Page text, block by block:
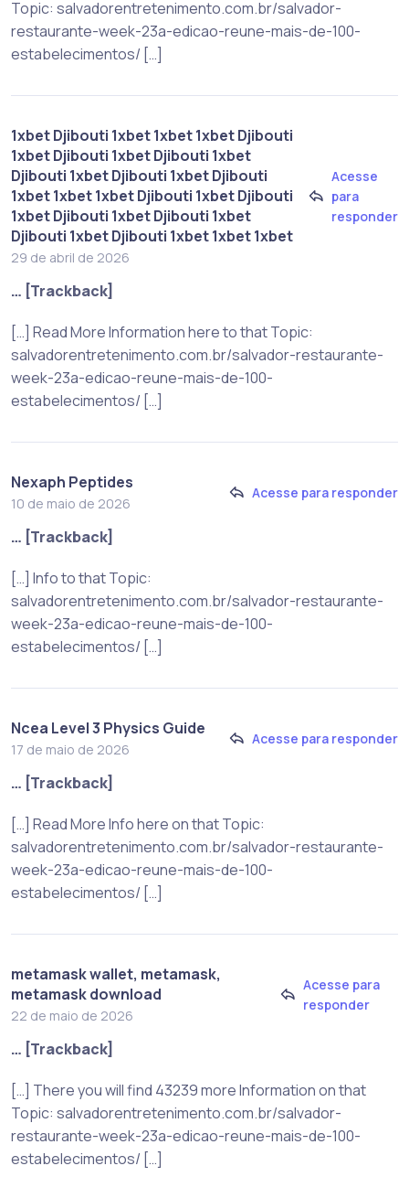
Topic: salvadorentretenimento.com.br/salvador-
restaurante-week-23a-edicao-reune-mais-de-100-
estabelecimentos/ […]
1xbet Djibouti 1xbet 1xbet 1xbet Djibouti
1xbet Djibouti 1xbet Djibouti 1xbet
Djibouti 1xbet Djibouti 1xbet Djibouti
1xbet 1xbet 1xbet Djibouti 1xbet Djibouti
1xbet Djibouti 1xbet Djibouti 1xbet
Djibouti 1xbet Djibouti 1xbet 1xbet 1xbet
29 de abril de 2026
Acesse
para
responder
… [Trackback]
[…] Read More Information here to that Topic:
salvadorentretenimento.com.br/salvador-restaurante-
week-23a-edicao-reune-mais-de-100-
estabelecimentos/ […]
Nexaph Peptides
10 de maio de 2026
Acesse para responder
… [Trackback]
[…] Info to that Topic:
salvadorentretenimento.com.br/salvador-restaurante-
week-23a-edicao-reune-mais-de-100-
estabelecimentos/ […]
Ncea Level 3 Physics Guide
17 de maio de 2026
Acesse para responder
… [Trackback]
[…] Read More Info here on that Topic:
salvadorentretenimento.com.br/salvador-restaurante-
week-23a-edicao-reune-mais-de-100-
estabelecimentos/ […]
metamask wallet, metamask,
metamask download
22 de maio de 2026
Acesse para
responder
… [Trackback]
[…] There you will find 43239 more Information on that
Topic: salvadorentretenimento.com.br/salvador-
restaurante-week-23a-edicao-reune-mais-de-100-
estabelecimentos/ […]